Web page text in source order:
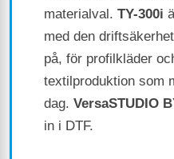
materialval. TY-300i
med den
på, för profilkläder
textilproduktion som
dag. VersaSTUDIO
in i DTF.